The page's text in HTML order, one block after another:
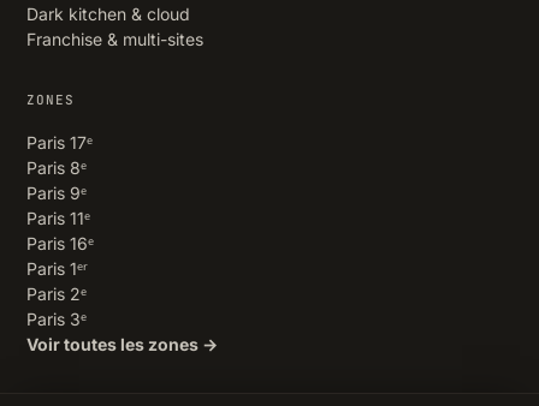
Dark kitchen & cloud
Franchise & multi-sites
ZONES
Paris 17ᵉ
Paris 8ᵉ
Paris 9ᵉ
Paris 11ᵉ
Paris 16ᵉ
Paris 1ᵉʳ
Paris 2ᵉ
Paris 3ᵉ
Voir toutes les zones →